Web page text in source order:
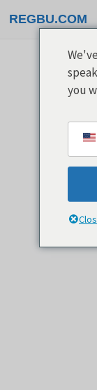
na
REGBU.COM
you